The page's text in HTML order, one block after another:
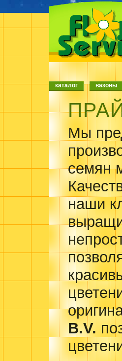
каталог вазоны
Мы
семян
наши
B.V.